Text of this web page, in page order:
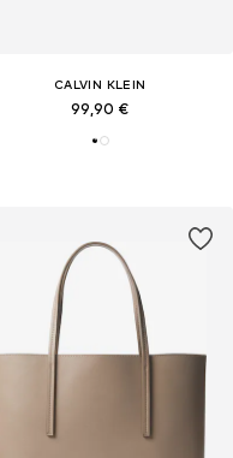
CALVIN KLEIN
99,90 €